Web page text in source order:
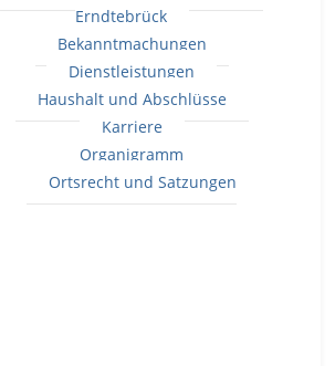
Erndtebrück
Bekanntmachungen
Dienstleistungen
Haushalt und Abschlüsse
Karriere
Organigramm
Ortsrecht und Satzungen